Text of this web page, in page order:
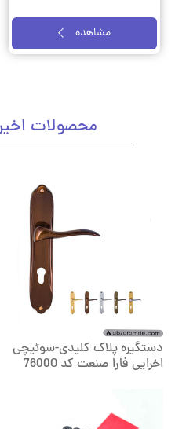
مشاهده
محصولات
دستگیره پلاک کلیدی-سوئیچی
اخرایی فارا صنعت کد 7600O